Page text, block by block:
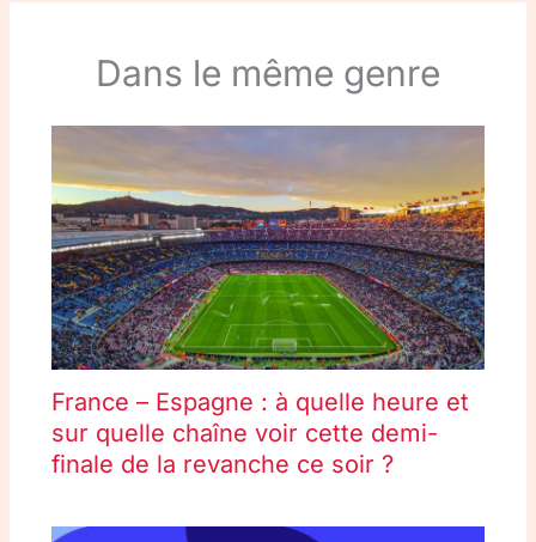
Dans le même genre
France – Espagne : à quelle heure et
sur quelle chaîne voir cette demi-
finale de la revanche ce soir ?